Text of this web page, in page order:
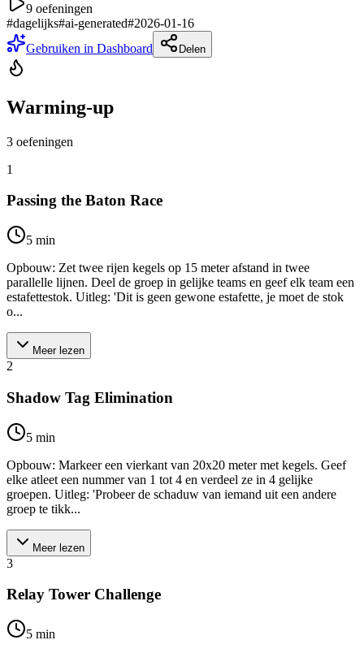
9 oefeningen
#dagelijks#ai-generated#2026-01-16
Gebruiken in Dashboard
Delen
Warming-up
3 oefeningen
1
Passing the Baton Race
5 min
Opbouw: Zet twee rijen kegels op 15 meter afstand in twee
parallelle lijnen. Deel de groep in gelijke teams en geef elk team een
estafettestok. Uitleg: 'Dit is geen gewone estafette, je moet de stok
o...
Meer lezen
2
Shadow Tag Elimination
5 min
Opbouw: Markeer een vierkant van 20x20 meter met kegels. Geef
elke atleet een nummer van 1 tot 4 en verdeel ze in 4 gelijke
groepen. Uitleg: 'Probeer de schaduw van iemand uit een andere
groep te tikk...
Meer lezen
3
Relay Tower Challenge
5 min